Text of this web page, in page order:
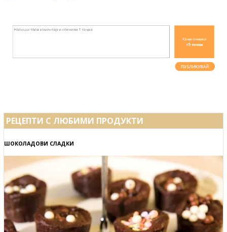
РЕЦЕПТИ С ЛЮБИМИ ПРОДУКТИ
ШОКОЛАДОВИ СЛАДКИ